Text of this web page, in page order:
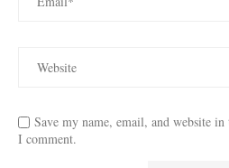
Save my name, email, and website
I comment.